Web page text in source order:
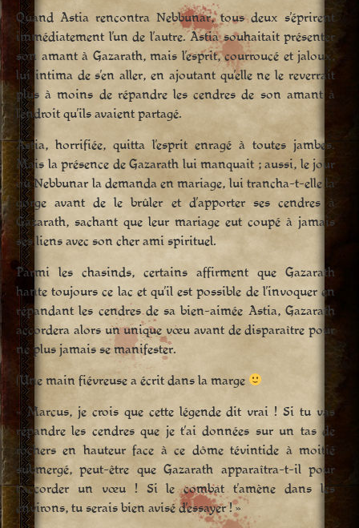
Quand Astia rencontra Nebbunar, tous deux s’éprirent
immédiatement l’un de l’autre. Astia souhaitait présenter
son amant à Gazarath, mais l’esprit, courroucé et jaloux,
lui intima de s’en aller, en ajoutant qu’elle ne le reverrait
plus à moins de répandre les cendres de son amant à
l’endroit qu’ils avaient partagé.
Astia, horrifiée, quitta l’esprit enragé à toutes jambes.
Mais la présence de Gazarath lui manquait ; aussi, le jour
où Nebbunar la demanda en mariage, lui trancha-t-elle la
gorge avant de le brûler et d’apporter ses cendres à
Gazarath, sachant que leur mariage eut coupé à jamais
ses liens avec son cher ami spirituel.
Parmi les chasinds, certains affirment que Gazarath
hante toujours ce lac et qu’il est possible de l’invoquer en
répandant les cendres de sa bien-aimée Astia, Gazarath
accordera alors un unique vœu avant de disparaître pour
ne plus jamais se manifester.
(Une main fiévreuse a écrit dans la marge
« Marcus, je crois que cette légende dit vrai ! Si tu vas
répandre les cendres que je t’ai données sur un tas de
rochers en hauteur face à ce dôme tévintide à moitié
submergé, peut-être que Gazarath apparaîtra-t-il pour
t’accorder un vœu ! Si le combat t’amène dans les
environs, tu serais bien avisé d’essayer ! »